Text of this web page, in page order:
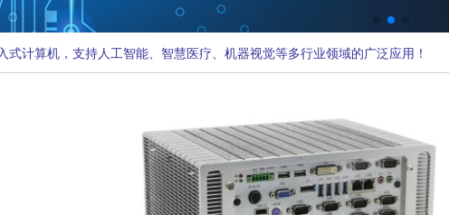
式计算机，支持人工智能、智慧医疗、机器视觉等多行业领域的广泛应用！